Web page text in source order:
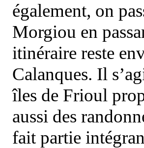
également, on
Morgiou en
itinéraire reste
Calanques. Il
îles de Frioul
aussi des
fait partie